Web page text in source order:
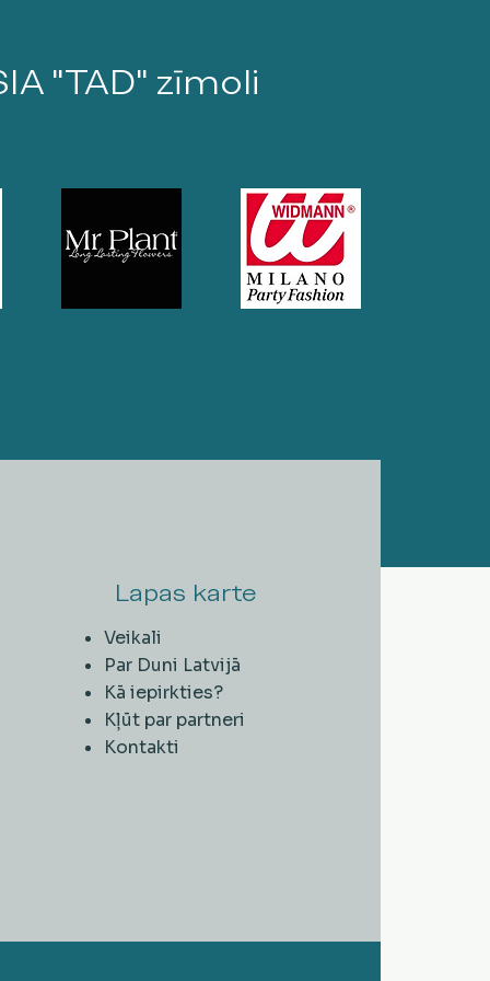
"TAD" zīmoli
Lapas karte
Veikali
Par Duni Latvijā
Kā iepirkties?
Kļūt par partneri
Kontakti